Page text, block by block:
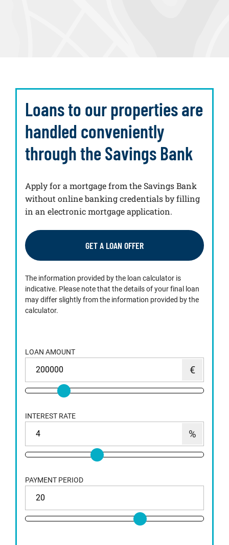
Loans to our properties are
handled conveniently
through the Savings Bank
Apply for a mortgage from the Savings Bank
without online banking credentials by filling
in an electronic mortgage application.
GET A LOAN OFFER
The information provided by the loan calculator is
indicative. Please note that the details of your final loan
may differ slightly from the information provided by the
calculator.
LOAN AMOUNT
INTEREST RATE
PAYMENT PERIOD